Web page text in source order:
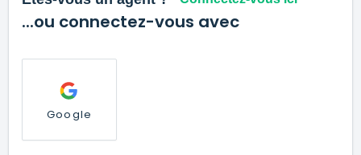
...ou connectez-vous avec
Google